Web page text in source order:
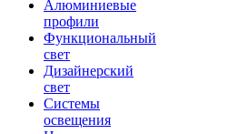
Алюминиевые
профили
Функциональный
свет
Дизайнерский
свет
Системы
освещения